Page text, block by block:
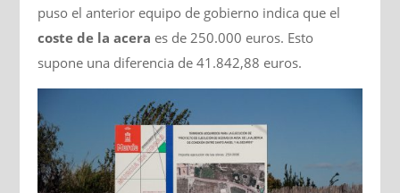
puso el anterior equipo de gobierno indica que el
coste de la acera es de 250.000 euros. Esto
supone una diferencia de 41.842,88 euros.